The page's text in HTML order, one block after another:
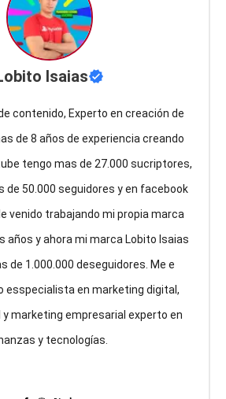
Isaias
contenido, Experto en creación de
de 8 años de experiencia creando
tengo mas de 27.000 sucriptores,
de 50.000 seguidores y en facebook
venido trabajando mi propia marca
años y ahora mi marca Lobito Isaias
de 1.000.000 deseguidores. Me e
esspecialista en marketing digital,
marketing empresarial experto en
y tecnologías.